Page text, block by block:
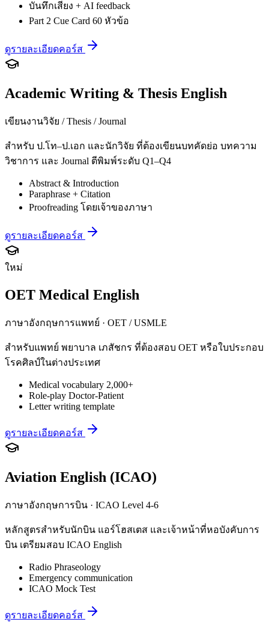
บันทึกเสียง + AI feedback
Part 2 Cue Card 60 หัวข้อ
ดูรายละเอียดคอร์ส
Academic Writing & Thesis English
เขียนงานวิจัย / Thesis / Journal
สำหรับ ป.โท–ป.เอก และนักวิจัย ที่ต้องเขียนบทคัดย่อ บทความ
วิชาการ และ Journal ตีพิมพ์ระดับ Q1–Q4
Abstract & Introduction
Paraphrase + Citation
Proofreading โดยเจ้าของภาษา
ดูรายละเอียดคอร์ส
ใหม่
OET Medical English
ภาษาอังกฤษการแพทย์ · OET / USMLE
สำหรับแพทย์ พยาบาล เภสัชกร ที่ต้องสอบ OET หรือใบประกอบ
โรคศิลป์ในต่างประเทศ
Medical vocabulary 2,000+
Role-play Doctor-Patient
Letter writing template
ดูรายละเอียดคอร์ส
Aviation English (ICAO)
ภาษาอังกฤษการบิน · ICAO Level 4-6
หลักสูตรสำหรับนักบิน แอร์โฮสเตส และเจ้าหน้าที่หอบังคับการ
บิน เตรียมสอบ ICAO English
Radio Phraseology
Emergency communication
ICAO Mock Test
ดูรายละเอียดคอร์ส